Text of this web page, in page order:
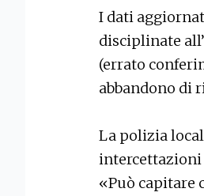
I dati
disciplinate
(errato
abbandono di
La polizia
intercettazioni
«Può capitare